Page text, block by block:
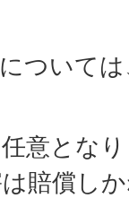
ついて
意とな
賠償し